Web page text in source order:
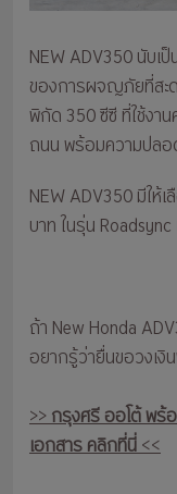
NEW ADV350 นับเ
ของการผจญภัยที่สะ
พิกัด 350 ซีซี ที่ใช้งา
ถนน พร้อมความปล
NEW ADV350 มีให้
บาท ในรุ่น
ถ้า New Honda
อยากรู้ว่ายื่นขอวงเงิ
>>กรุงศรี ออโต้ พร้
เอกสาร คลิกที่นี่<<